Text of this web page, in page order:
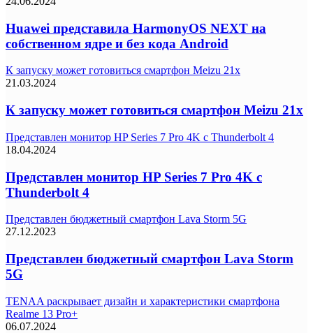
Huawei представила HarmonyOS NEXT на
собственном ядре и без кода Android
К запуску может готовиться смартфон Meizu 21x
21.03.2024
К запуску может готовиться смартфон Meizu 21x
Представлен монитор HP Series 7 Pro 4K с Thunderbolt 4
18.04.2024
Представлен монитор HP Series 7 Pro 4K с
Thunderbolt 4
Представлен бюджетный смартфон Lava Storm 5G
27.12.2023
Представлен бюджетный смартфон Lava Storm
5G
TENAA раскрывает дизайн и характеристики смартфона
Realme 13 Pro+
06.07.2024